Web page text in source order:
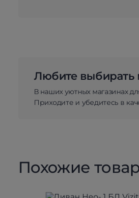
Любите выбирать
В наших уютных магазинах
Приходите и убедитесь в
Похожие